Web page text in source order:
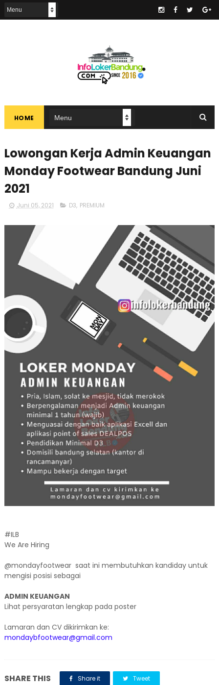
HOME
Lowongan Kerja Admin Keuangan
Monday Footwear Bandung Juni
2021
Juni 05, 2021 D3, PREMIUM
#ILB
We Are Hiring
@mondayfootwear saat ini membutuhkan kandiday untuk
mengisi posisi sebagai
ADMIN KEUANGAN
Lihat persyaratan lengkap pada poster
Lamaran dan CV dikirimkan ke:
mondaybfootwear@gmail.com
SHARE THIS Share it Tweet